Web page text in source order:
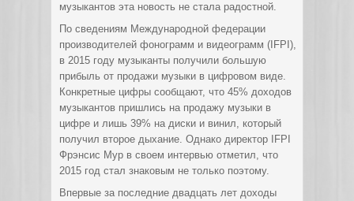
музыкантов эта новость не стала радостной.
По сведениям Международной федерации
производителей фонограмм и видеограмм (IFPI),
в 2015 году музыканты получили большую
прибыль от продажи музыки в цифровом виде.
Конкретные цифры сообщают, что 45% доходов
музыкантов пришлись на продажу музыки в
цифре и лишь 39% на диски и винил, который
получил второе дыхание. Однако директор IFPI
Фрэнсис Мур в своем интервью отметил, что
2015 год стал знаковым не только поэтому.
Впервые за последние двадцать лет доходы